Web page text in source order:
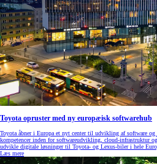
Toyota opruster med ny europæisk softwarehub
Toyota åbner i Europa et nyt center til udvikling af software
kompetencer inden for softwareudvikling, cloud‑infrastruktur
udvikle digitale løsninger til Toyota- og Lexus‑biler i hele
Læs mere